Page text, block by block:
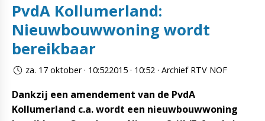
PvdA Kollumerland:
Nieuwbouwwoning wordt
bereikbaar
za. 17 oktober · 10:522015 · 10:52 · Archief RTV NOF
Dankzij een amendement van de PvdA
Kollumerland c.a. wordt een nieuwbouwwoning